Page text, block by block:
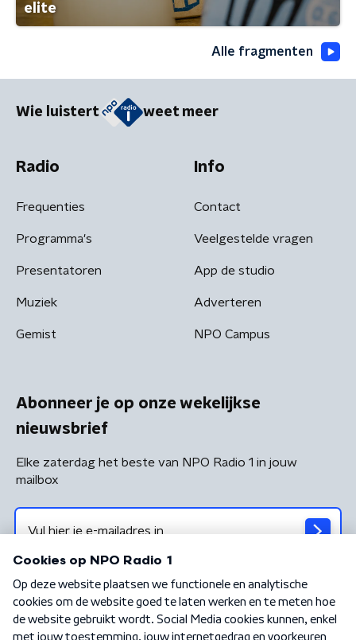
elite
Alle fragmenten
Wie luistert weet meer
Radio
Frequenties
Programma's
Presentatoren
Muziek
Gemist
Info
Contact
Veelgestelde vragen
App de studio
Adverteren
NPO Campus
Abonneer je op onze wekelijkse
nieuwsbrief
Elke zaterdag het beste van NPO Radio 1 in jouw
mailbox
Algemene voorwaarden Privacybeleid